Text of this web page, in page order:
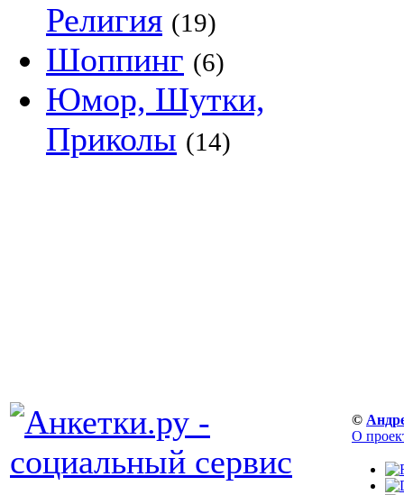
Религия (19)
Шоппинг (6)
Юмор, Шутки,
Приколы (14)
©
О